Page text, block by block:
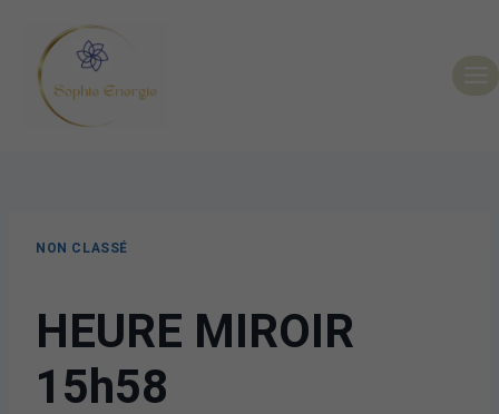
NON CLASSÉ
HEURE MIROIR
15h58